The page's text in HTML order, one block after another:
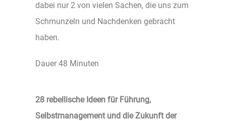
dabei nur 2 von vielen Sachen, die uns zum
Schmunzeln und Nachdenken gebracht
haben.
Dauer 48 Minuten
28 rebellische Ideen für Führung,
Selbstmanagement und die Zukunft der